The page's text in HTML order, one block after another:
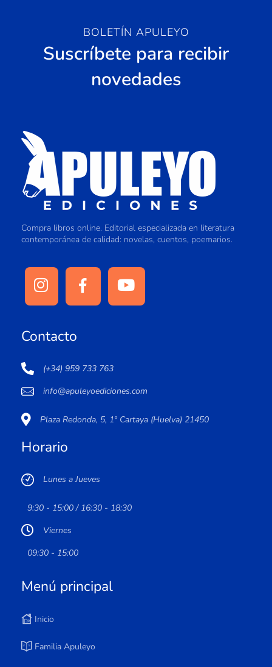
BOLETÍN APULEYO
Suscríbete para recibir
novedades
Compra libros online. Editorial especializada en literatura
contemporánea de calidad: novelas, cuentos, poemarios.
Contacto
(+34) 959 733 763
info@apuleyoediciones.com
Plaza Redonda, 5, 1º Cartaya (Huelva) 21450
Horario
Lunes a Jueves
9:30 - 15:00 / 16:30 - 18:30
Viernes
09:30 - 15:00
Menú principal
Inicio
Familia Apuleyo